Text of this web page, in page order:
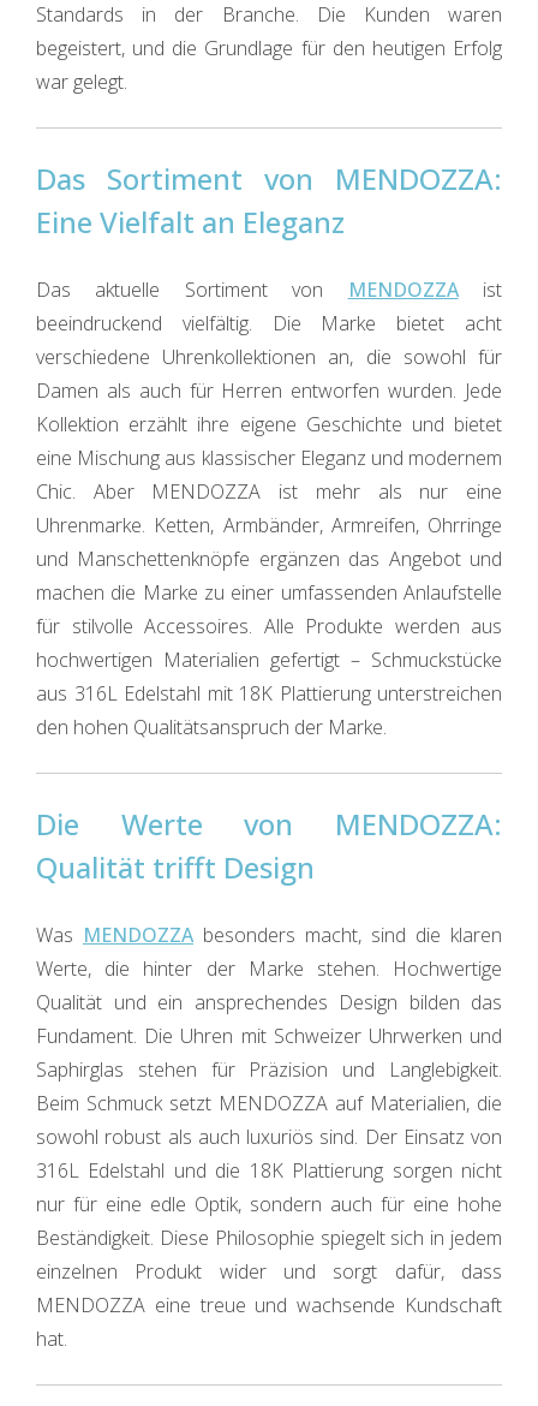
Standards in der Branche. Die Kunden waren
begeistert, und die Grundlage für den heutigen Erfolg
war gelegt.
Das Sortiment von MENDOZZA:
Eine Vielfalt an Eleganz
Das aktuelle Sortiment von MENDOZZAist
beeindruckend vielfältig. Die Marke bietet acht
verschiedene Uhrenkollektionen an, die sowohl für
Damen als auch für Herren entworfen wurden. Jede
Kollektion erzählt ihre eigene Geschichte und bietet
eine Mischung aus klassischer Eleganz und modernem
Chic. Aber MENDOZZA ist mehr als nur eine
Uhrenmarke. Ketten, Armbänder, Armreifen, Ohrringe
und Manschettenknöpfe ergänzen das Angebot und
machen die Marke zu einer umfassenden Anlaufstelle
für stilvolle Accessoires. Alle Produkte werden aus
hochwertigen Materialien gefertigt – Schmuckstücke
aus 316L Edelstahl mit 18K Plattierung unterstreichen
den hohen Qualitätsanspruch der Marke.
Die Werte von MENDOZZA:
Qualität trifft Design
Was MENDOZZAbesonders macht, sind die klaren
Werte, die hinter der Marke stehen. Hochwertige
Qualität und ein ansprechendes Design bilden das
Fundament. Die Uhren mit Schweizer Uhrwerken und
Saphirglas stehen für Präzision und Langlebigkeit.
Beim Schmuck setzt MENDOZZA auf Materialien, die
sowohl robust als auch luxuriös sind. Der Einsatz von
316L Edelstahl und die 18K Plattierung sorgen nicht
nur für eine edle Optik, sondern auch für eine hohe
Beständigkeit. Diese Philosophie spiegelt sich in jedem
einzelnen Produkt wider und sorgt dafür, dass
MENDOZZA eine treue und wachsende Kundschaft
hat.